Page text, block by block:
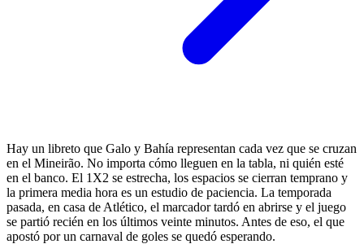
Hay un libreto que Galo y Bahía representan cada vez que se cruzan
en el Mineirão. No importa cómo lleguen en la tabla, ni quién esté
en el banco. El 1X2 se estrecha, los espacios se cierran temprano y
la primera media hora es un estudio de paciencia. La temporada
pasada, en casa de Atlético, el marcador tardó en abrirse y el juego
se partió recién en los últimos veinte minutos. Antes de eso, el que
apostó por un carnaval de goles se quedó esperando.